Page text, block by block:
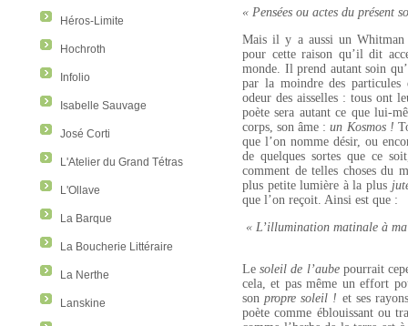
Héros-Limite
Hochroth
Infolio
Isabelle Sauvage
José Corti
L'Atelier du Grand Tétras
L'Ollave
La Barque
La Boucherie Littéraire
La Nerthe
Lanskine
« Pensées ou actes du présent
Mais il y a aussi un
pour cette raison qu’il dit
monde. Il prend autant soin
par la moindre des
odeur des aisselles : tous ont
poète sera autant ce que lui-
corps, son âme :un Kosmos !
que l’on nomme désir, ou
de quelques sortes que ce
comment de telles choses du
plus petite lumière à la plus
que l’on reçoit. Ainsi est que :
« L’illumination matinale à
Lesoleil de l’aubepourrait
cela, et pas même un effort
sonpropre soleil ! et ses
poète comme éblouissant ou